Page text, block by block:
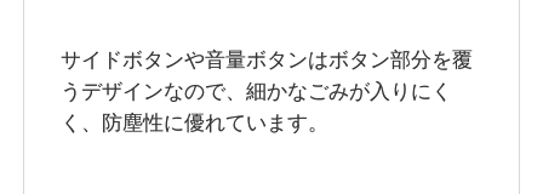
サイドボタンや音量ボタンはボタン部分を覆
うデザインなので、細かなごみが入りにく
く、防塵性に優れています。